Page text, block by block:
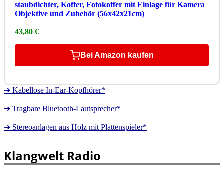
staubdichter, Koffer, Fotokoffer mit Einlage für Kamera
Objektive und Zubehör (56x42x21cm)
43,80 €
Bei Amazon kaufen
➔ Kabellose In-Ear-Kopfhörer*
➔ Tragbare Bluetooth-Lautsprecher*
➔ Stereoanlagen aus Holz mit Plattenspieler*
Klangwelt Radio